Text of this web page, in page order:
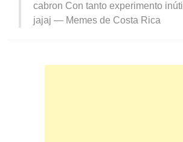
cabron Con tanto experimento inútil
jajaj — Memes de Costa Rica